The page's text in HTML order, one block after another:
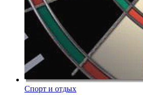
Спорт и отдых